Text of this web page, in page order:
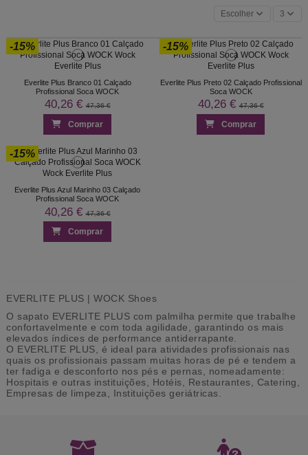
Escolher 3
-15%
Everlite Plus Branco 01 Calçado
Profissional Soca WOCK
40,26 €47,36 €
Comprar
-15%
Everlite Plus Preto 02 Calçado Profissional
Soca WOCK
40,26 €47,36 €
Comprar
-15%
Everlite Plus Azul Marinho 03 Calçado
Profissional Soca WOCK
40,26 €47,36 €
Comprar
EVERLITE PLUS | WOCK Shoes
O sapato EVERLITE PLUS com palmilha permite que trabalhe
confortavelmente e com toda agilidade, garantindo os mais
elevados índices de performance antiderrapante.
O EVERLITE PLUS, é ideal para atividades profissionais nas
quais os profissionais passam muitas horas de pé e tendem a
ter fadiga e desconforto nos pés e pernas, nomeadamente:
Hospitais e outras instituições, Hotéis, Restaurantes, Catering,
Empresas de limpeza, Instituições geriátricas.